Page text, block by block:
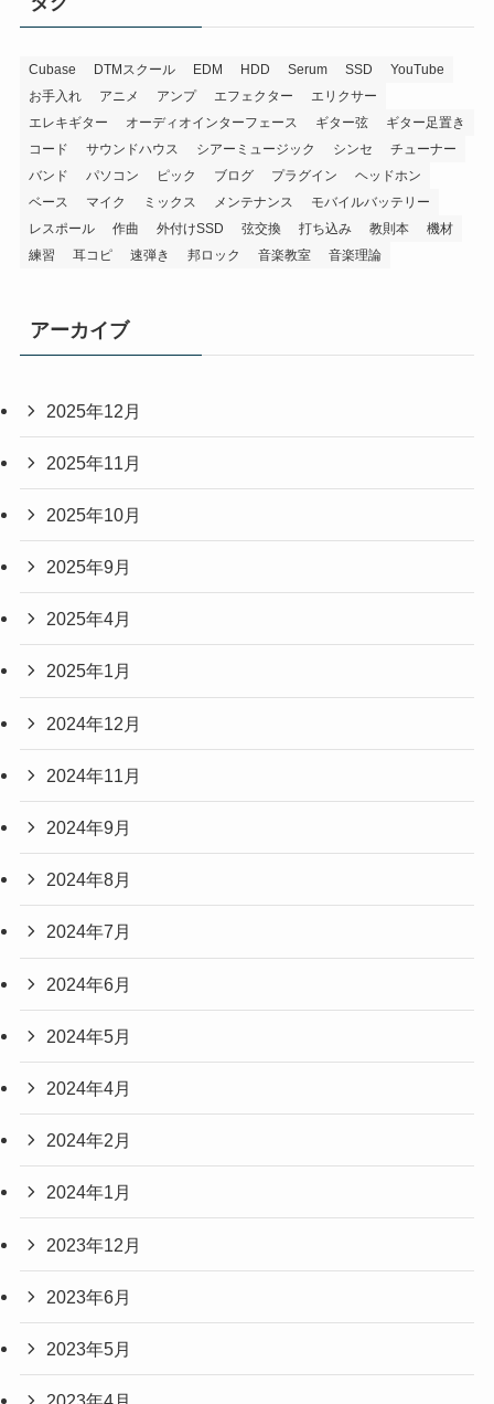
Cubase DTMスクール EDM HDD Serum SSD
YouTube
お手入れ
アニメ アンプ エフェクター
エリクサー
エレキギター
オーディオインターフェース ギター弦
ギター足置き
コード
サウンドハウス シアーミュージック シンセ
チューナー
バンド
パソコン ピック ブログ プラグイン
ヘッドホン
ベース
マイク ミックス メンテナンス
モバイルバッテリー
レスポール
作曲 外付けSSD 弦交換 打ち込み 教則本
機材
練習
耳コピ 速弾き 邦ロック 音楽教室 音楽理論
アーカイブ
2025年12月
2025年11月
2025年10月
2025年9月
2025年4月
2025年1月
2024年12月
2024年11月
2024年9月
2024年8月
2024年7月
2024年6月
2024年5月
2024年4月
2024年2月
2024年1月
2023年12月
2023年6月
2023年5月